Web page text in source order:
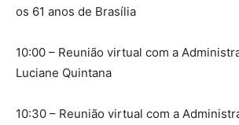
os 61 anos de Brasília
10:00 – Reunião virtual com a
Luciane Quintana
10:30 – Reunião virtual com a